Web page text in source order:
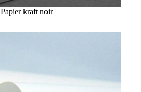
Papier kraft noir